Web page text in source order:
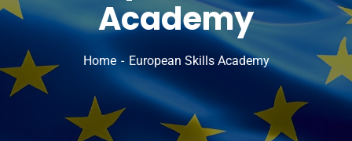
Academy
Home European Skills Academy